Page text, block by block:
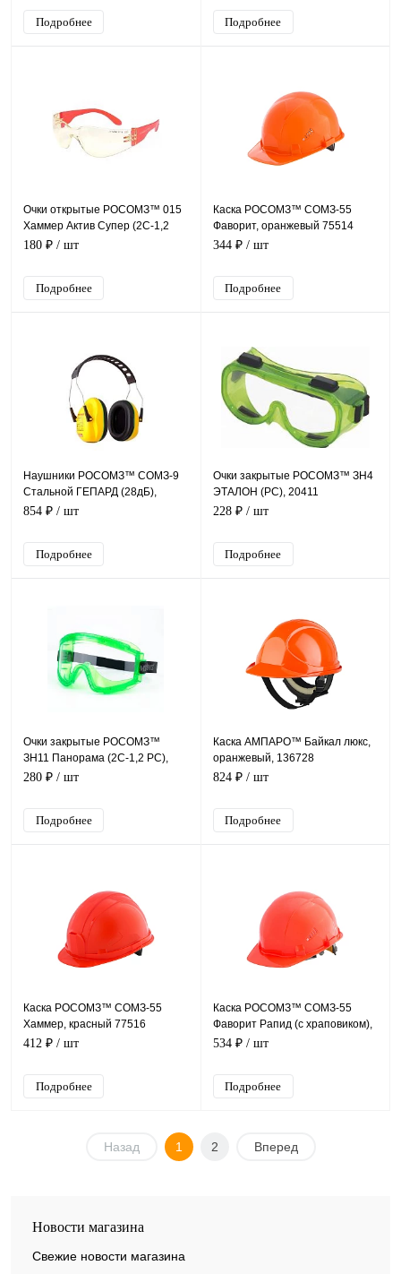
Подробнее Подробнее
Очки открытые РОСОМЗ™ 015
Хаммер Актив Супер (2C-1,2
PC), 11541
180 ₽ / шт
Подробнее
Каска РОСОМЗ™ СОМЗ-55
Фаворит, оранжевый 75514
344 ₽ / шт
Подробнее
Наушники РОСОМЗ™ СОМЗ-9
Стальной ГЕПАРД (28дБ),
60900
854 ₽ / шт
Подробнее
Очки закрытые РОСОМЗ™ ЗН4
ЭТАЛОН (PC), 20411
228 ₽ / шт
Подробнее
Очки закрытые РОСОМЗ™
ЗН11 Панорама (2С-1,2 PС),
21111
280 ₽ / шт
Подробнее
Каска АМПАРО™ Байкал люкс,
оранжевый, 136728
824 ₽ / шт
Подробнее
Каска РОСОМЗ™ СОМЗ-55
Хаммер, красный 77516
412 ₽ / шт
Подробнее
Каска РОСОМЗ™ СОМЗ-55
Фаворит Рапид (с храповиком),
красный 75716
534 ₽ / шт
Подробнее
Назад 1 2 Вперед
Новости магазина
Свежие новости магазина